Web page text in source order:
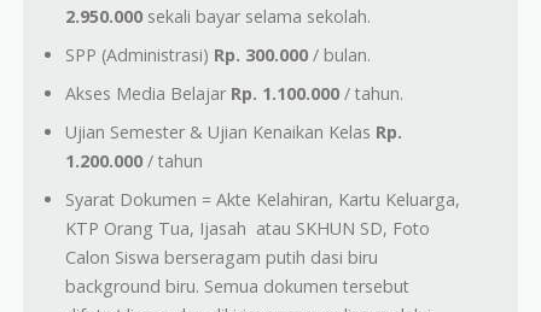
2.950.000 sekali bayar selama sekolah.
SPP (Administrasi) Rp. 300.000 / bulan.
Akses Media Belajar Rp. 1.100.000 / tahun.
Ujian Semester & Ujian Kenaikan Kelas Rp.
1.200.000 / tahun
Syarat Dokumen = Akte Kelahiran, Kartu Keluarga,
KTP Orang Tua, Ijasah atau SKHUN SD, Foto
Calon Siswa berseragam putih dasi biru
background biru. Semua dokumen tersebut